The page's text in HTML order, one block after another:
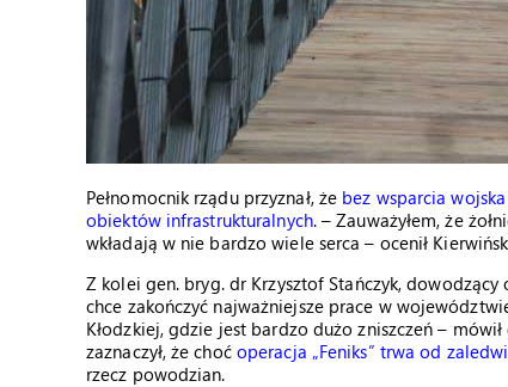
Pełnomocnik rządu przyznał, że bez wsparcia
obiektów infrastrukturalnych. – Zauważyłem, że
wkładają w nie bardzo wiele serca – ocenił
Z kolei gen. bryg. dr Krzysztof Stańczyk, dowodzący
chce zakończyć najważniejsze prace w
Kłodzkiej, gdzie jest bardzo dużo zniszczeń –
zaznaczył, że choć operacja „Feniks” trwa od
rzecz powodzian.